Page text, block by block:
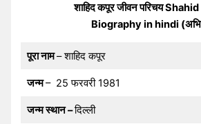
शाहिद कपूर जीवन परिचय
Biography in hindi
पूरा नाम– शाहिद कपूर
जन्म– 25 फरवरी 1981
जन्म स्थान –दिल्ली